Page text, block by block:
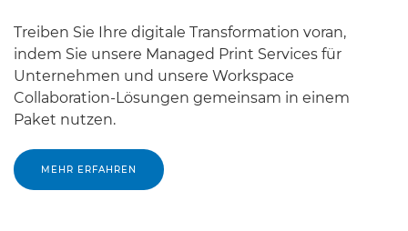
Treiben Sie Ihre digitale Transformation voran,
indem Sie unsere Managed Print Services für
Unternehmen und unsere Workspace
Collaboration-Lösungen gemeinsam in einem
Paket nutzen.
MEHR ERFAHREN